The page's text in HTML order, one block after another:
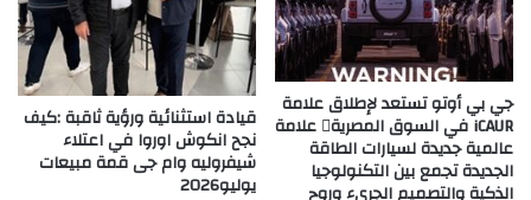
جي بي أوتو تستعد لإطلاق علامة
iCAUR في السوق المصرية علامة
عالمية جديدة لسيارات الطاقة
الجديدة تجمع بين التكنولوجيا
قيادة استثنائية ورؤية ثاقبة :كيف
نجح انكوش اوروا في اعتلاء
شيفروليه وام جى قمة مبيعات
يوليو2026